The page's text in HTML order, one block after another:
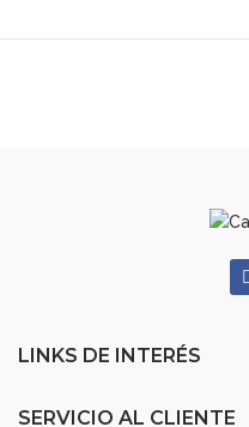
LINKS DE INTERÉS
SERVICIO AL CLIENTE